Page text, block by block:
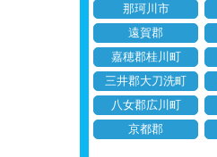
那珂川市
遠賀郡
嘉穂郡桂川町
三井郡大刀洗町
八女郡広川町
京都郡